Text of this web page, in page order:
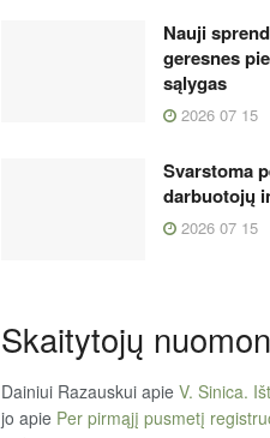
Nauji
geresnes
sąlygas
2026 07 15
Svarstoma
darbuotojų
2026 07 15
Skaitytojų
Dainiui Razauskui apie V. Sinica.
jo apie Per pirmąjį pusmetį